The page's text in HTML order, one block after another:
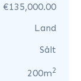
€135,000.00
Land
Sålt
200m2